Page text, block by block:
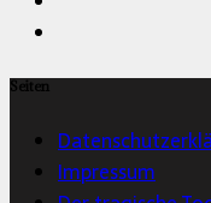
Seiten
Impressum